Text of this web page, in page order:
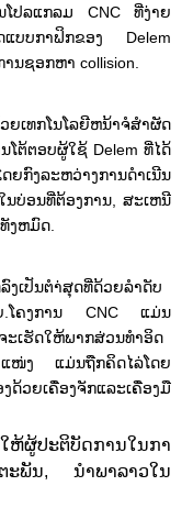
ໂປລແກລມ CNC ທີ່ງ່າຍ
ແບບກາຟິກຂອງ Delem
ນ​ຊອກ​ຫາ collision​.
ເທກໂນໂລຍີຫນ້າຈໍສໍາຜັດ
ໂຕ້ຕອບຜູ້ໃຊ້ Delem ທີ່ໄດ້
ງລະຫວ່າງການດໍາເນີນ
ນບ່ອນທີ່ຕ້ອງການ, ສະເຫນີ
ງຫມົດ.
ງເປັນຕໍາ່ສຸດທີ່ດ້ວຍລໍາດັບ
ຍ.ໂຄງການ CNC ແມ່ນ
ເຮັດໃຫ້ພາກສ່ວນທໍາອິດ
ງ ແມ່ນຖືກຄິດໄລ່ໂດຍ
ວຍເຄື່ອງຈັກແລະເຄື່ອງມື
ຫ້ຜູ້ປະຕິບັດການໃນກາ
ຕະພັນ, ນໍາພາລາວໃນ